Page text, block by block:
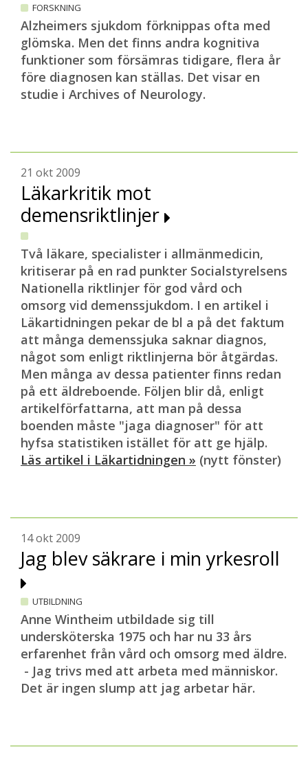
FORSKNING
Alzheimers sjukdom förknippas ofta med
glömska. Men det finns andra kognitiva
funktioner som försämras tidigare, flera år
före diagnosen kan ställas. Det visar en
studie i Archives of Neurology.
21 okt 2009
Läkarkritik mot
demensriktlinjer
Två läkare, specialister i allmänmedicin,
kritiserar på en rad punkter Socialstyrelsens
Nationella riktlinjer för god vård och
omsorg vid demenssjukdom. I en artikel i
Läkartidningen pekar de bl a på det faktum
att många demenssjuka saknar diagnos,
något som enligt riktlinjerna bör åtgärdas.
Men många av dessa patienter finns redan
på ett äldreboende. Följen blir då, enligt
artikelförfattarna, att man på dessa
boenden måste "jaga diagnoser" för att
hyfsa statistiken istället för att ge hjälp.
Läs artikel i Läkartidningen » (nytt fönster)
14 okt 2009
Jag blev säkrare i min yrkesroll
UTBILDNING
Anne Wintheim utbildade sig till
undersköterska 1975 och har nu 33 års
erfarenhet från vård och omsorg med äldre.
- Jag trivs med att arbeta med människor.
Det är ingen slump att jag arbetar här.